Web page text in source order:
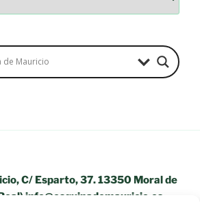
C/ Esparto, 37. 13350 Moral de
info@esquinademauricio.es